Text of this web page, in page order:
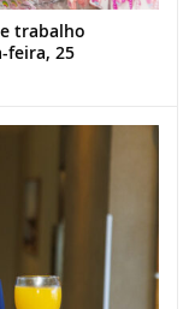
trabalho
feira, 25